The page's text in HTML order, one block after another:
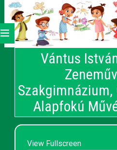
Vántus
Alapfokú
View Fullscreen